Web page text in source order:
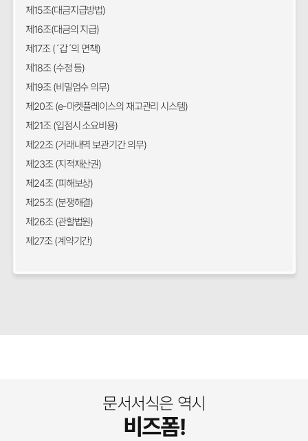
제15조(대금지급방법)
제16조(대금의 지급)
제17조 (´갑´의 면책)
제18조 (수정 등)
제19조 (비밀엄수 의무)
제20조 (e-마켓플레이스의 재고관리 시스템)
제21조 (입점시 소요비용)
제22조 (거래내역 보관기간 의무)
제23조 (지적재산권)
제24조 (피해보상)
제25조 (분쟁해결)
제26조 (관할법원)
제27조 (계약기간)
문서서식은 역시
비즈폼!